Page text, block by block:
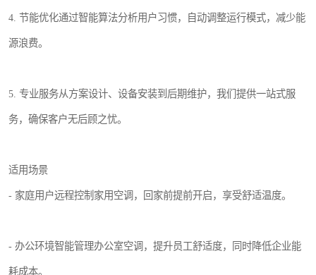
4. 节能优化通过智能算法分析用户习惯，自动调整运行模式，减少能
源浪费。
5. 专业服务从方案设计、设备安装到后期维护，我们提供一站式服
务，确保客户无后顾之忧。
适用场景
- 家庭用户远程控制家用空调，回家前提前开启，享受舒适温度。
- 办公环境智能管理办公室空调，提升员工舒适度，同时降低企业能
耗成本。